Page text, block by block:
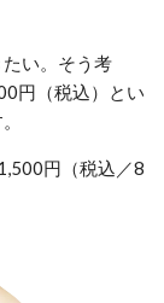
い。そう考
円（税込）とい
円（税込／8